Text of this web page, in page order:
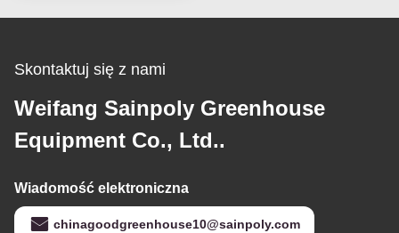
Skontaktuj się z nami
Weifang Sainpoly Greenhouse
Equipment Co., Ltd..
Wiadomość elektroniczna
chinagoodgreenhouse10@sainpoly.com